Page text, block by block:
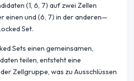
(1, 6, 7) auf zwei Zellen
einen und (6, 7) in der anderen—
Set.
Sets einen gemeinsamen,
teilen, entsteht eine
Zellgruppe, was zu Ausschlüssen